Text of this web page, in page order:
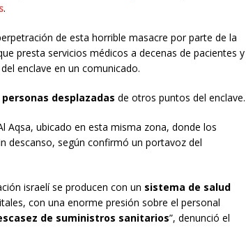
.
de esta horrible masacre por parte de la
presta servicios médicos a decenas de pacientes y
enclave en un comunicado.
desplazadas de otros puntos del enclave.
Aqsa, ubicado en esta misma zona, donde los
descanso, según confirmó un portavoz del
israelí se producen con un sistema de salud
con una enorme presión sobre el personal
de suministros sanitarios”, denunció el